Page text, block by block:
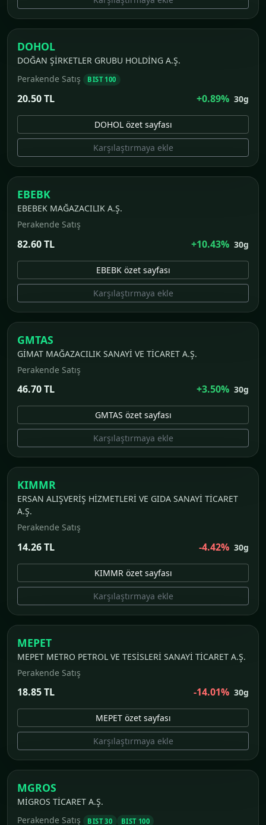
DOHOL
DOĞAN ŞİRKETLER GRUBU HOLDİNG A.Ş.
Perakende Satış
BIST 100
20.50 TL +0.89% 30g
DOHOL özet sayfası
Karşılaştırmaya ekle
EBEBK
EBEBEK MAĞAZACILIK A.Ş.
Perakende Satış
82.60 TL +10.43% 30g
EBEBK özet sayfası
Karşılaştırmaya ekle
GMTAS
GİMAT MAĞAZACILIK SANAYİ VE TİCARET A.Ş.
Perakende Satış
46.70 TL +3.50% 30g
GMTAS özet sayfası
Karşılaştırmaya ekle
KIMMR
ERSAN ALIŞVERİŞ HİZMETLERİ VE GIDA SANAYİ TİCARET
A.Ş.
Perakende Satış
14.26 TL -4.42% 30g
KIMMR özet sayfası
Karşılaştırmaya ekle
MEPET
MEPET METRO PETROL VE TESİSLERİ SANAYİ TİCARET A.Ş.
Perakende Satış
18.85 TL -14.01% 30g
MEPET özet sayfası
Karşılaştırmaya ekle
MGROS
MİGROS TİCARET A.Ş.
Perakende Satış
BIST 30 BIST 100